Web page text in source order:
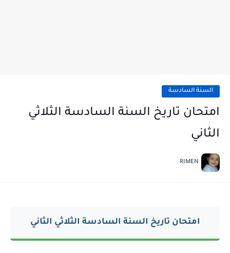
السنة السادسة
امتحان تاريخ السنة السادسة الثلاثي
الثاني
RIMEN
امتحان تاريخ السنة السادسة الثلاثي الثاني